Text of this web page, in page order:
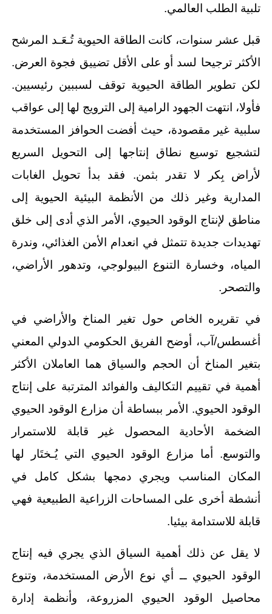
تلبية الطلب العالمي.
قبل عشر سنوات، كانت الطاقة الحيوية تُـعَـد المرشح
الأكثر ترجيحا لسد أو على الأقل تضييق فجوة العرض.
لكن تطوير الطاقة الحيوية توقف لسببين رئيسيين.
فأولا، انتهت الجهود الرامية إلى الترويج لها إلى عواقب
سلبية غير مقصودة، حيث أفضت الحوافز المستخدمة
لتشجيع توسيع نطاق إنتاجها إلى التحويل السريع
لأراض بِكر لا تقدر بثمن. فقد بدأ تحويل الغابات
المدارية وغير ذلك من الأنظمة البيئية الحيوية إلى
مناطق لإنتاج الوقود الحيوي، الأمر الذي أدى إلى خلق
تهديدات جديدة تتمثل في انعدام الأمن الغذائي، وندرة
المياه، وخسارة التنوع البيولوجي، وتدهور الأراضي،
والتصحر.
في تقريره الخاص حول تغير المناخ والأراضي في
أغسطس/آب، أوضح الفريق الحكومي الدولي المعني
بتغير المناخ أن الحجم والسياق هما العاملان الأكثر
أهمية في تقييم التكاليف والفوائد المترتبة على إنتاج
الوقود الحيوي. الأمر ببساطة أن مزارع الوقود الحيوي
الضخمة الأحادية المحصول غير قابلة للاستمرار
والتوسع. أما مزارع الوقود الحيوي التي يُـختَار لها
المكان المناسب ويجري دمجها بشكل كامل في
أنشطة أخرى على المساحات الزراعية الطبيعية فهي
قابلة للاستدامة بيئيا.
لا يقل عن ذلك أهمية السياق الذي يجري فيه إنتاج
الوقود الحيوي ــ أي نوع الأرض المستخدمة، وتنوع
محاصيل الوقود الحيوي المزروعة، وأنظمة إدارة